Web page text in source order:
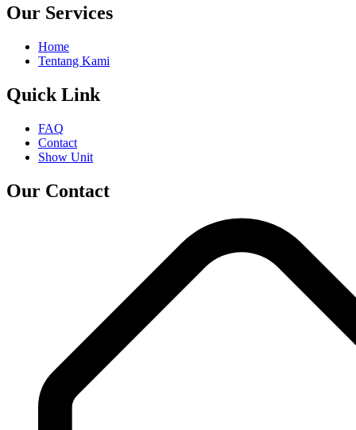
Our Services
Home
Tentang Kami
Quick Link
FAQ
Contact
Show Unit
Our Contact